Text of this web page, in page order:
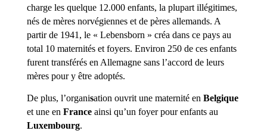
charge les quelque 12.000 enfants, la plupart illégitimes,
nés de mères norvégiennes et de pères allemands. A
partir de 1941, le « Lebensborn » créa dans ce pays au
total 10 maternités et foyers. Environ 250 de ces enfants
furent transférés en Allemagne sans l’accord de leurs
mères pour y être adoptés.
De plus, l’organisation ouvrit une maternité en Belgique
et une en Franceainsi qu’un foyer pour enfants au
Luxembourg.